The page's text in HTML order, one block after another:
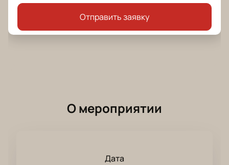
Отправить заявку
О мероприятии
Дата